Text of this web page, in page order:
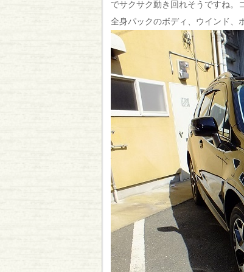
でサクサク動き回れそうですね。
全身パックのボディ、ウインド、